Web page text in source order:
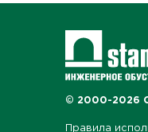
© 2000-2026
Правила